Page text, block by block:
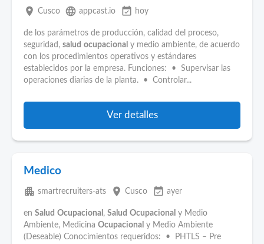
place Cusco language appcast.io event_available hoy
de los parámetros de producción, calidad del proceso,
seguridad, salud ocupacional y medio ambiente, de acuerdo
con los procedimientos operativos y estándares
establecidos por la empresa. Funciones: • Supervisar las
operaciones diarias de la planta. • Controlar...
Ver detalles
Medico
apartment smartrecruiters-ats place Cusco event_available ayer
en Salud Ocupacional , Salud Ocupacional y Medio
Ambiente, Medicina Ocupacional y Medio Ambiente
(Deseable) Conocimientos requeridos: • PHTLS – Pre